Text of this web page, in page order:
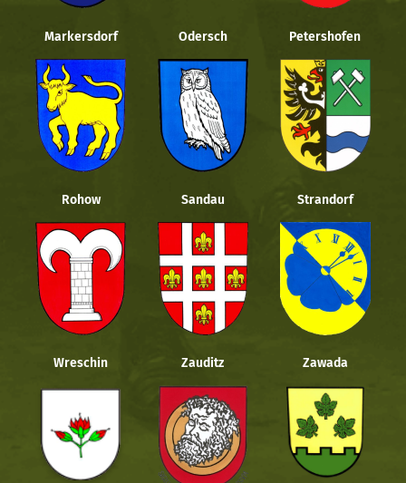
Markersdorf Odersch Petershofen
Rohow Sandau Strandorf
Wreschin Zauditz Zawada